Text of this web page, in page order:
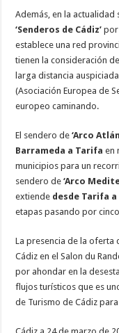
Además, en la
‘Senderos de Cádiz’ por
establece una red
tienen la consideración
larga distancia
(Asociación Europea de
europeo caminando.
El sendero de‘Arco
Barrameda a Tarifa en
municipios para un
sendero de‘Arco
extiende desde Tarifa a
etapas pasando por
La presencia de la oferta
Cádiz en el Salon du
por ahondar en la
flujos turísticos que es
de Turismo de Cádiz